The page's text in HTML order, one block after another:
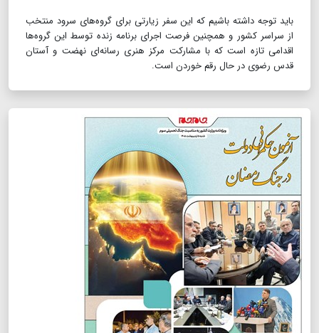
باید توجه داشته باشیم که این سفر زیارتی برای گروه‌های سرود منتخب
از سراسر کشور و همچنین فرصت اجرای برنامه زنده توسط این گروه‌ها
اقدامی تازه است که با مشارکت مرکز هنری رسانه‌ای نهضت و آستان
قدس رضوی در حال رقم خوردن است.